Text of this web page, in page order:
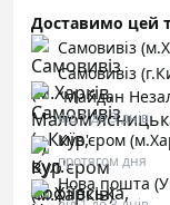
Доставимо цей
Самовивіз
Самовивіз
“Майдан
від 1 до 3 днів
Кур'єром
протягом дня
Нова пошта